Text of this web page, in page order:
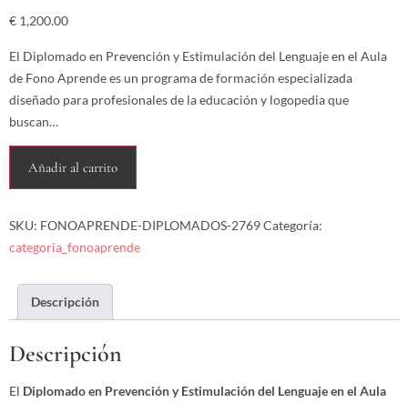
€ 1,200.00
El Diplomado en Prevención y Estimulación del Lenguaje en el Aula
de Fono Aprende es un programa de formación especializada
diseñado para profesionales de la educación y logopedia que
buscan…
Añadir al carrito
SKU: FONOAPRENDE-DIPLOMADOS-2769Categoría:
categoria_fonoaprende
Descripción
Descripción
El Diplomado en Prevención y Estimulación del Lenguaje en el Aula